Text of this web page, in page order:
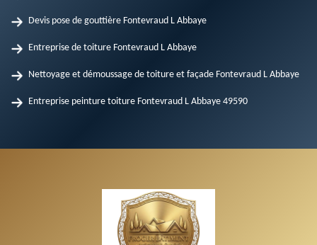
Devis pose de gouttière Fontevraud L Abbaye
Entreprise de toiture Fontevraud L Abbaye
Nettoyage et démoussage de toiture et façade Fontevraud L Abbaye
Entreprise peinture toiture Fontevraud L Abbaye 49590